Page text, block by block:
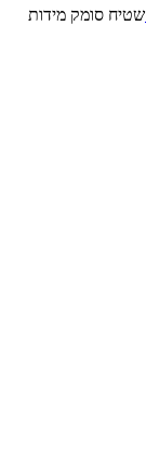
שטיח סומק מידות